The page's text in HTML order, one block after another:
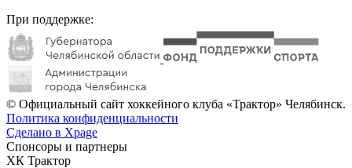
При поддержке:
© Официальный сайт хоккейного клуба «Трактор» Челябинск.
Политика конфиденциальности
Сделано в Xpage
Спонсоры и партнеры
ХК Трактор